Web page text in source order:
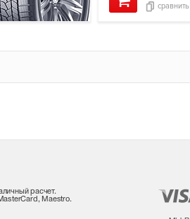
сравнить
расчет.
Maestro.